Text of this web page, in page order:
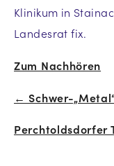
Klinikum in
Landesrat fix.
Zum Nachhören
Beitrags-
Navigation
← Schwer-
Perchtoldsdorfer